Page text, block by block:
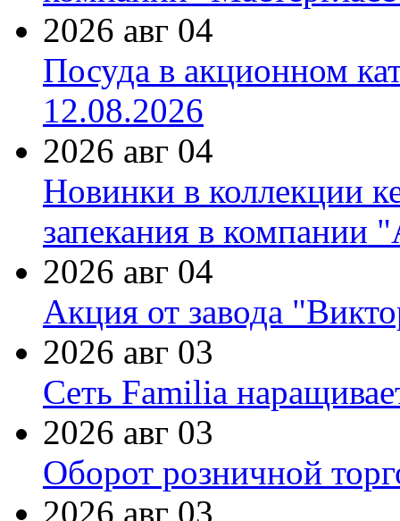
2026 авг 04
Посуда в акционном
12.08.2026
2026 авг 04
Новинки в коллекции
запекания в компании
2026 авг 04
Акция от завода
2026 авг 03
Сеть Familia
2026 авг 03
Оборот розничной
2026 авг 03